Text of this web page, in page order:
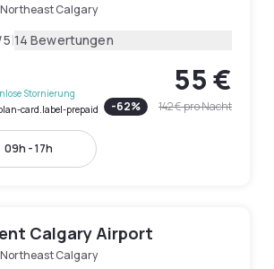
Northeast Calgary
|14 Bewertungen
Stornierung
card.label-prepaid
55 €
-62% 142 €pro Nacht
09h - 17h
Calgary Airport
Northeast Calgary